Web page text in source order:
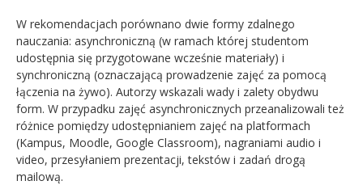
W rekomendacjach porównano dwie formy zdalnego
nauczania: asynchroniczną (w ramach której studentom
udostępnia się przygotowane wcześnie materiały) i
synchroniczną (oznaczającą prowadzenie zajęć za pomocą
łączenia na żywo). Autorzy wskazali wady i zalety obydwu
form. W przypadku zajęć asynchronicznych przeanalizowali też
różnice pomiędzy udostępnianiem zajęć na platformach
(Kampus, Moodle, Google Classroom), nagraniami audio i
video, przesyłaniem prezentacji, tekstów i zadań drogą
mailową.